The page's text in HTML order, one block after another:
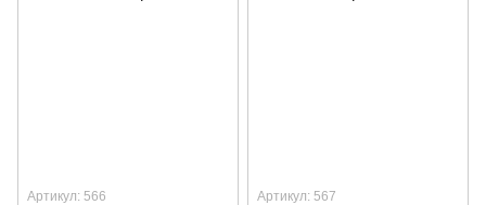
Артикул: 566 Артикул: 567